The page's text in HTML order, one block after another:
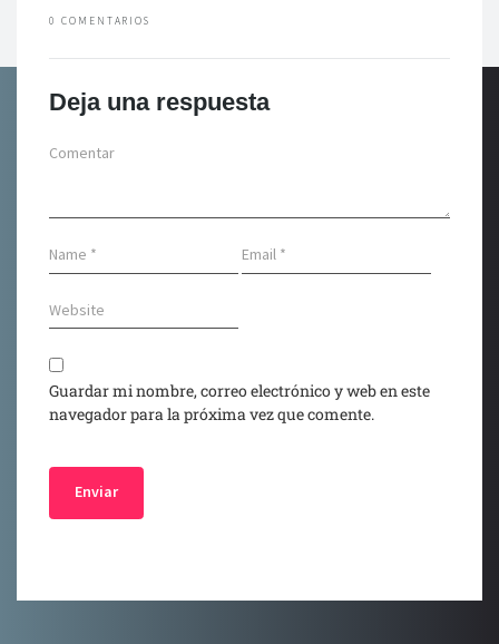
0 COMENTARIOS
Deja una respuesta
Guardar mi nombre, correo electrónico y web en este
navegador para la próxima vez que comente.